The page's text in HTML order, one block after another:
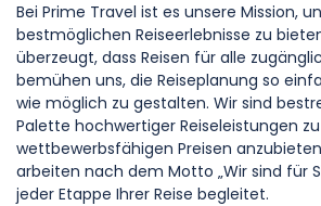
Bei Prime Travel ist es unsere Mission,
bestmöglichen Reiseerlebnisse zu
überzeugt, dass Reisen für alle
bemühen uns, die Reiseplanung so
wie möglich zu gestalten. Wir sind
Palette hochwertiger Reiseleistungen zu
wettbewerbsfähigen Preisen
arbeiten nach dem Motto „Wir sind für
jeder Etappe Ihrer Reise begleitet.